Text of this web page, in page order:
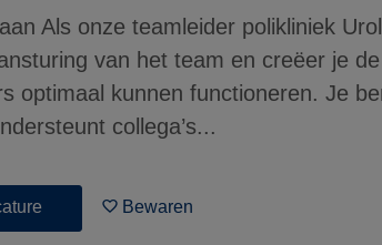
Als onze teamleider polikliniek
van het team en creëer je
optimaal kunnen functioneren. Je
collega’s...
Bewaren